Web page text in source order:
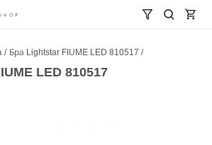
Бра Lightstar FIUME LED 810517
LED 810517